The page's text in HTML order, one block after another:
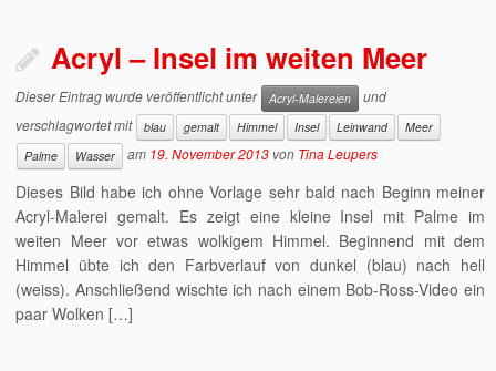
Acryl – Insel im weiten Meer
Dieser Eintrag wurde veröffentlicht unter Acryl-Malereien
und
verschlagwortet mit
blau gemalt Himmel Insel Leinwand
Meer
Palme
Wasser am 19. November 2013 von Tina Leupers
Dieses Bild habe ich ohne Vorlage sehr bald nach Beginn meiner
Acryl-Malerei gemalt. Es zeigt eine kleine Insel mit Palme im
weiten Meer vor etwas wolkigem Himmel. Beginnend mit dem
Himmel übte ich den Farbverlauf von dunkel (blau) nach hell
(weiss). Anschließend wischte ich nach einem Bob-Ross-Video ein
paar Wolken […]